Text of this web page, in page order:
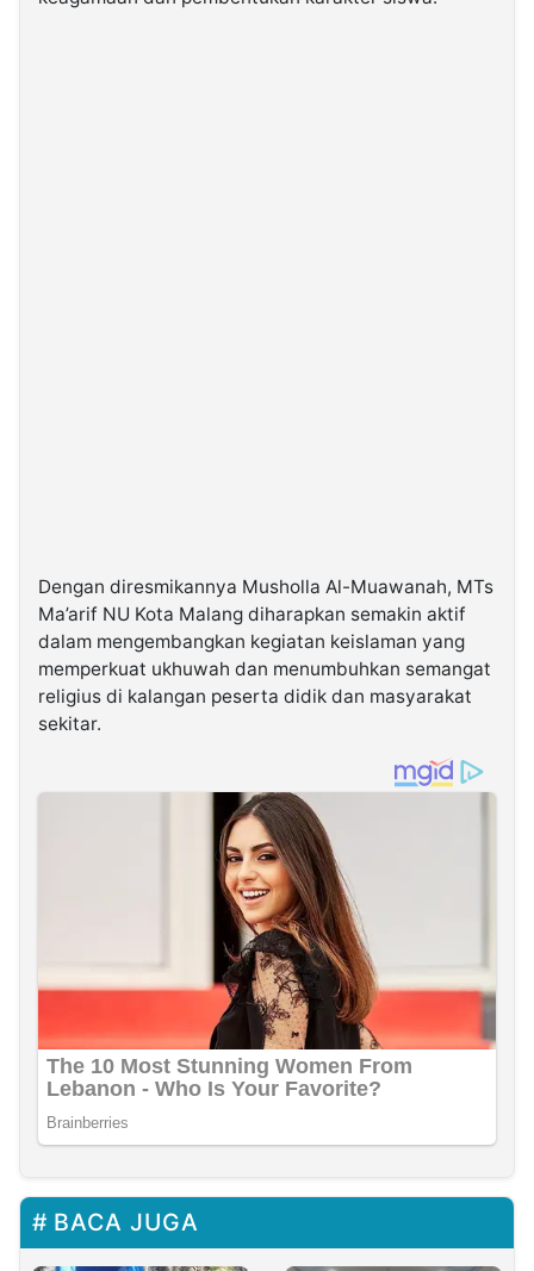
Dengan diresmikannya Musholla Al-Muawanah, MTs
Ma’arif NU Kota Malang diharapkan semakin aktif
dalam mengembangkan kegiatan keislaman yang
memperkuat ukhuwah dan menumbuhkan semangat
religius di kalangan peserta didik dan masyarakat
sekitar.
BACA JUGA